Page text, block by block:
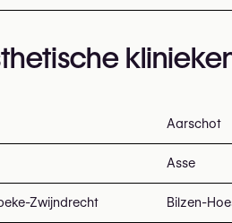
Aarschot
Asse
Zwijndrecht Bilzen-